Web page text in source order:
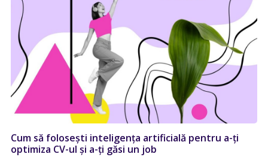
Cum să folosești inteligența artificială pentru a-ți
optimiza CV-ul și a-ți găsi un job